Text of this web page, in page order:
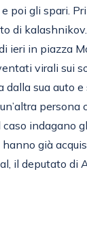
poi gli spari.
di
ieri in piazza
virali sui
dalla sua auto
persona
caso indagano
hanno già
il deputato di